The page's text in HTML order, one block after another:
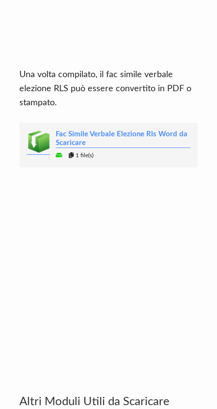
Una volta compilato, il fac simile verbale
elezione RLS può essere convertito in PDF o
stampato.
Fac Simile Verbale Elezione Rls Word da
Scaricare
1 file(s)
Altri Moduli Utili da Scaricare